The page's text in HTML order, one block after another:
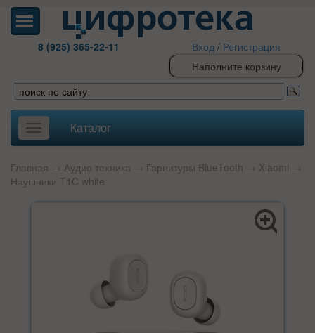
8 (925) 365-22-11 Вход / Регистрация
Наполните корзину
Toggle
navigation
Каталог
Главная → Аудио техника → Гарнитуры BlueTooth → Xiaomi →
Наушники T1C white